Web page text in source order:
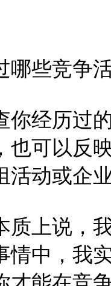
些竞争活
经历过的
也可以反
活动或企
上说，我
情中，我